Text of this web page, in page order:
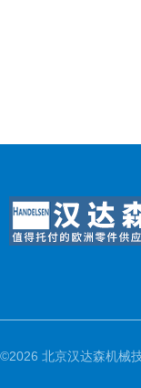
©2026 北京汉达森机械